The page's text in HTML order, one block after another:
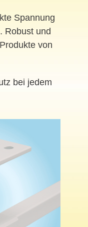
Spannung
Robust und
von
bei jedem